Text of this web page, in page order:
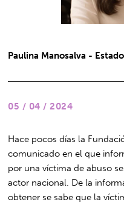
Paulina Manosalva -
05 / 04 / 2024
Hace pocos días la
comunicado en el que
por una víctima de abuso
actor nacional. De la
obtener se sabe que la